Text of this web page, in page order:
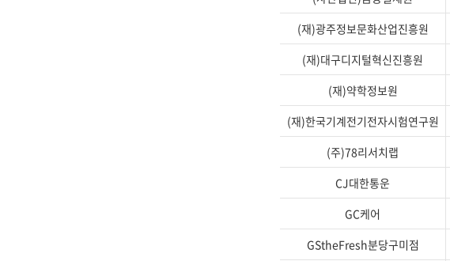
(재)광주정보문화산업진흥원
(재)대구디지털혁신진흥원
(재)약학정보원
(재)한국기계전기전자시험연구원
(주)78리서치랩
CJ대한통운
GC케어
GStheFresh분당구미점